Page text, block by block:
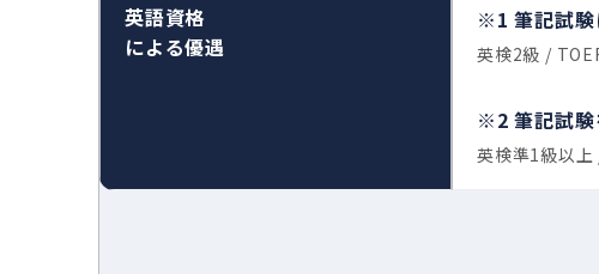
英語資格
による優遇
※1 筆記試験
英検2級 /
※2 筆記試験
英検準1級以